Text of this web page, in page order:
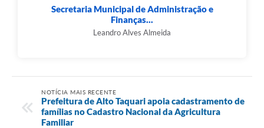
Secretaria Municipal de Administração e
Finanças...
Leandro Alves Almeida
NOTÍCIA MAIS RECENTE
Prefeitura de Alto Taquari apoia cadastramento de
famílias no Cadastro Nacional da Agricultura
Familiar